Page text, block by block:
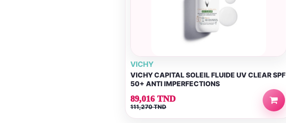
VICHY
VICHY CAPITAL SOLEIL FLUIDE UV CLEAR SPF
50+ ANTI IMPERFECTIONS
89,016 TND
111,270 TND